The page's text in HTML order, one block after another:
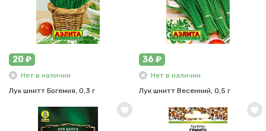
20 ₽
Нет в наличии
Лук шнитт Богемия, 0,3 г
36 ₽
Нет в наличии
Лук шнитт Весенний, 0,5 г